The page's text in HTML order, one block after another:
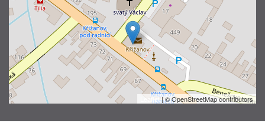
Leaflet| © OpenStreetMap contributors